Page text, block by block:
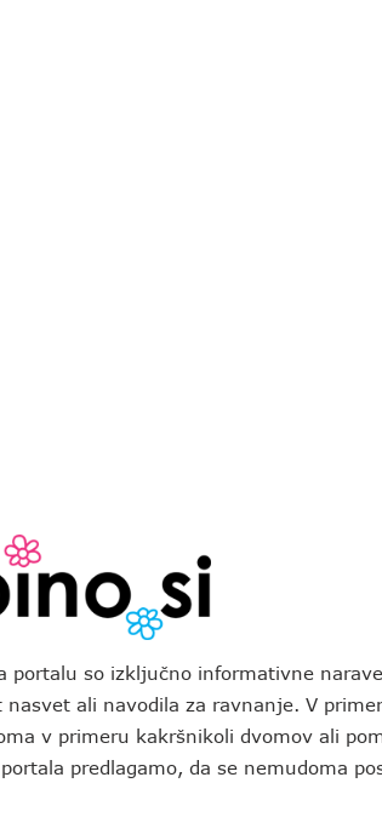
portalu so izključno informativne
ali navodila za ravnanje. V
v primeru kakršnikoli dvomov ali
predlagamo, da se nemudoma